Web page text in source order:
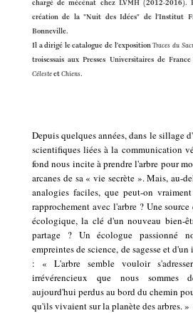
chargé de mécénat chez LVMH (2012-
création de la "Nuit des Idées" de l'Institut
Bonneville.
Il a dirigé le catalogue de l'expositionTraces du
troisessais aux Presses Universitaires de
CélesteetChiens.
Depuis quelques années, dans le sillage
scientifiques liées à la communication
fond nous incite à prendre l'arbre pour
arcanes de sa « vie secrète ». Mais, au-
analogies faciles, que peut-on
rapprochement avec l'arbre ? Une
écologique, la clé d'un nouveau bien-
partage ? Un écologue passionné
empreintes de science, de sagesse et
: « L'arbre semble vouloir
irrévérencieux que nous sommes
aujourd'hui perdus au bord du chemin
qu'ils vivaient sur la planète des arbres. »